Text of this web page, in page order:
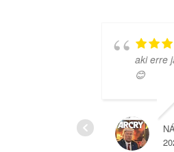
aki erre
😊